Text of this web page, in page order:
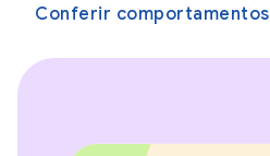
Conferir comportamentos